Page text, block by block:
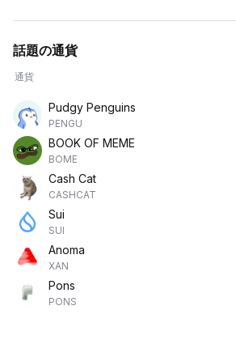
話題の通貨
通貨
Pudgy Penguins
PENGU
BOOK OF MEME
BOME
Cash Cat
CASHCAT
Sui
SUI
Anoma
XAN
Pons
PONS